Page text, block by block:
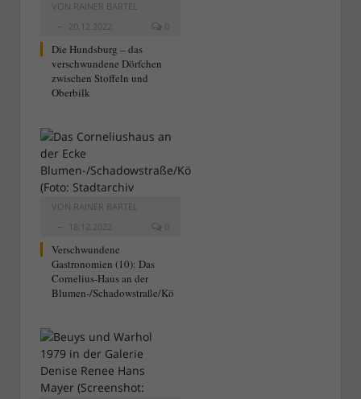
VON RAINER BARTEL
20.12.2022
0
Die Hundsburg – das
verschwundene Dörfchen
zwischen Stoffeln und
Oberbilk
VON RAINER BARTEL
18.12.2022
0
Verschwundene
Gastronomien (10): Das
Cornelius-Haus an der
Blumen-/Schadowstraße/Kö